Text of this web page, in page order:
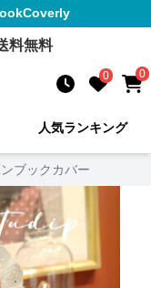
料無料
0 0
人気ランキング
ブックカバー